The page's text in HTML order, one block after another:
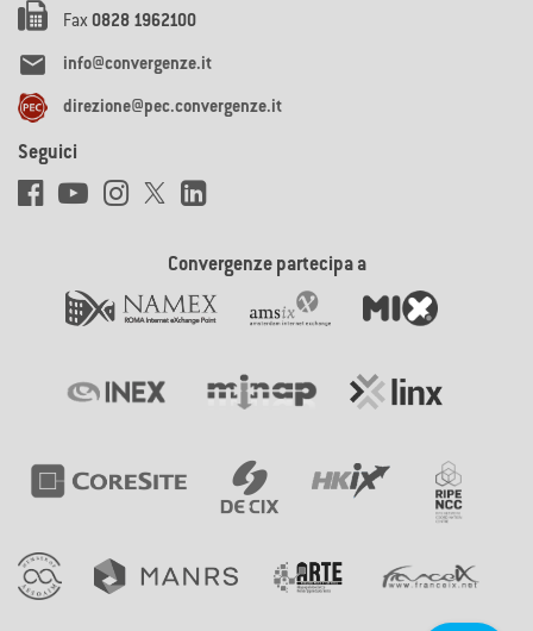
Fax 0828 1962100
 info@convergenze.it
direzione@pec.convergenze.it
Seguici
Convergenze partecipa a